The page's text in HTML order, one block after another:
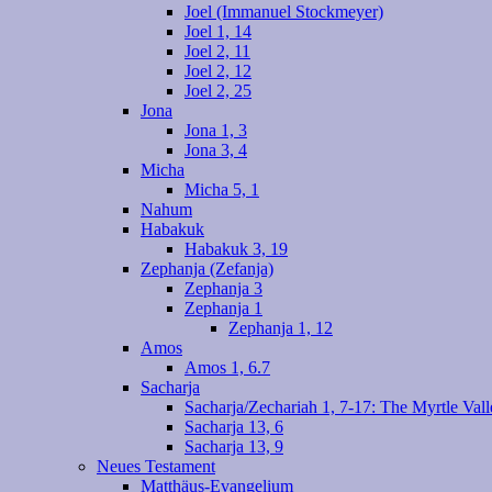
Joel (Immanuel Stockmeyer)
Joel 1, 14
Joel 2, 11
Joel 2, 12
Joel 2, 25
Jona
Jona 1, 3
Jona 3, 4
Micha
Micha 5, 1
Nahum
Habakuk
Habakuk 3, 19
Zephanja (Zefanja)
Zephanja 3
Zephanja 1
Zephanja 1, 12
Amos
Amos 1, 6.7
Sacharja
Sacharja/Zechariah 1, 7-17: The Myrtle
Sacharja 13, 6
Sacharja 13, 9
Neues Testament
Matthäus-Evangelium